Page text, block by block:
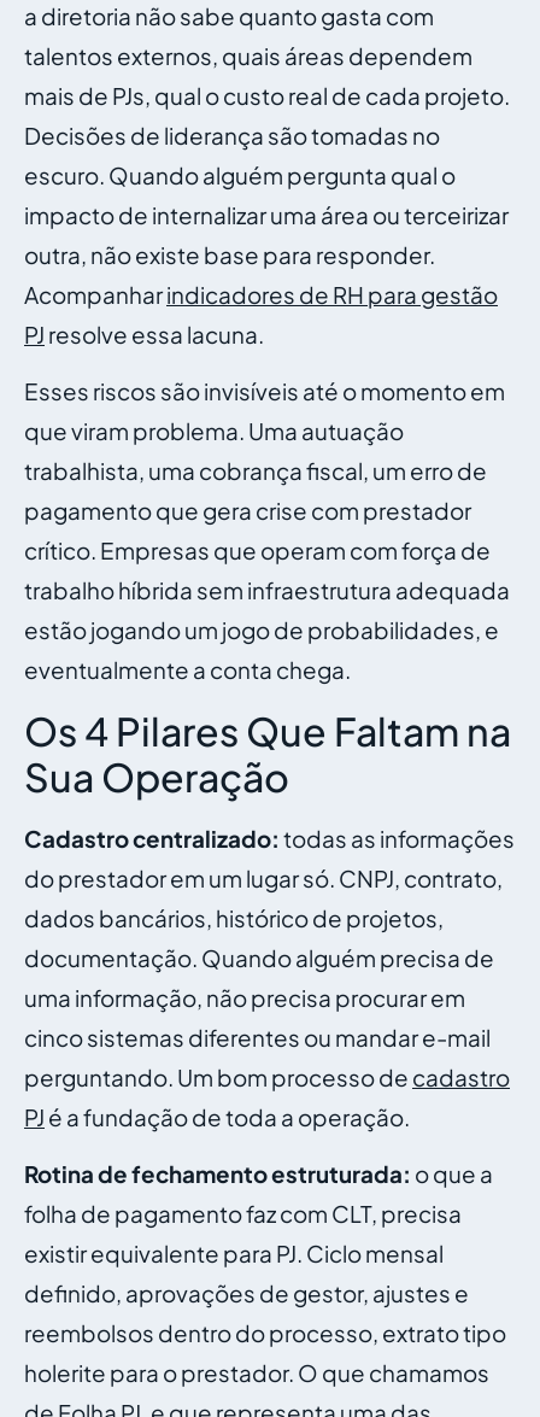
a diretoria não sabe quanto gasta com
talentos externos, quais áreas dependem
mais de PJs, qual o custo real de cada projeto.
Decisões de liderança são tomadas no
escuro. Quando alguém pergunta qual o
impacto de internalizar uma área ou terceirizar
outra, não existe base para responder.
Acompanharindicadores de RH para gestão
PJ resolve essa lacuna.
Esses riscos são invisíveis até o momento em
que viram problema. Uma autuação
trabalhista, uma cobrança fiscal, um erro de
pagamento que gera crise com prestador
crítico. Empresas que operam com força de
trabalho híbrida sem infraestrutura adequada
estão jogando um jogo de probabilidades, e
eventualmente a conta chega.
Os 4 Pilares Que Faltam na
Sua Operação
Cadastro centralizado: todas as informações
do prestador em um lugar só. CNPJ, contrato,
dados bancários, histórico de projetos,
documentação. Quando alguém precisa de
uma informação, não precisa procurar em
cinco sistemas diferentes ou mandar e-mail
perguntando. Um bom processo de cadastro
PJ é a fundação de toda a operação.
Rotina de fechamento estruturada: o que a
folha de pagamento faz com CLT, precisa
existir equivalente para PJ. Ciclo mensal
definido, aprovações de gestor, ajustes e
reembolsos dentro do processo, extrato tipo
holerite para o prestador. O que chamamos